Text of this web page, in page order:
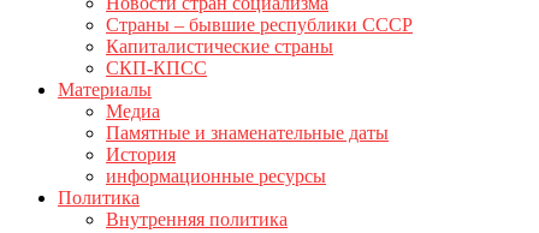
Страны – бывшие республики СССР
Капиталистические страны
СКП-КПСС
Материалы
Медиа
Памятные и знаменательные даты
История
информационные ресурсы
Политика
Внутренняя политика